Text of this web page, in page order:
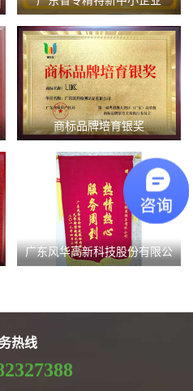
商标品牌培育银奖
广东风华高新科技股份有限公
热线